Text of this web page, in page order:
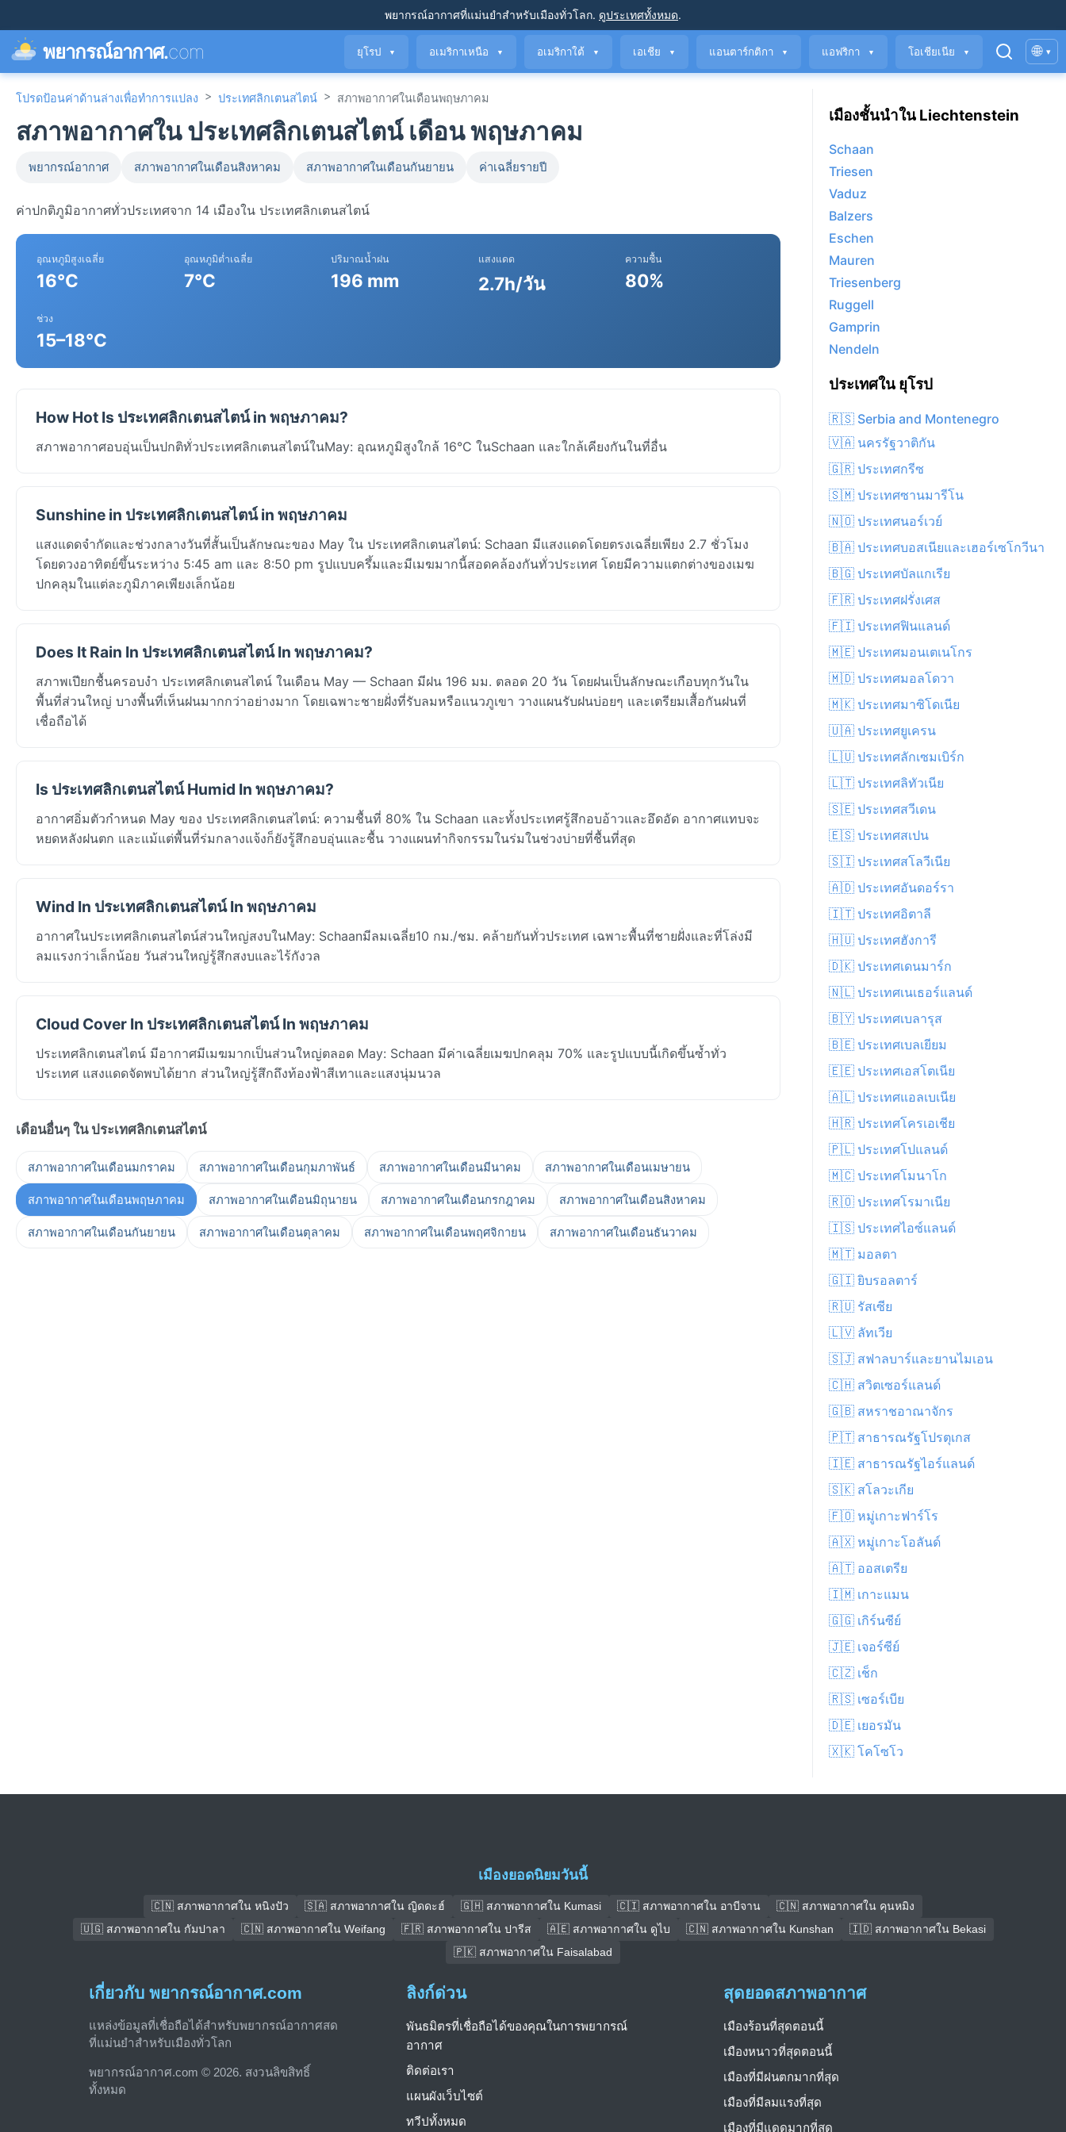
พยากรณ์อากาศที่แม่นยำสำหรับเมืองทั่วโลก. ดูประเทศทั้งหมด.
พยากรณ์อากาศ.com ยุโรป ▼ อเมริกาเหนือ ▼ อเมริกาใต้ ▼ เอเชีย ▼ แอนตาร์กติกา ▼ แอฟริกา ▼ โอเชียเนีย ▼ 🌐 ▾
โปรดป้อนค่าด้านล่างเพื่อทำการแปลง > ประเทศลิกเตนสไตน์ > สภาพอากาศในเดือนพฤษภาคม
สภาพอากาศใน ประเทศลิกเตนสไตน์ เดือน พฤษภาคม
พยากรณ์อากาศ สภาพอากาศในเดือนสิงหาคม สภาพอากาศในเดือนกันยายน ค่าเฉลี่ยรายปี
ค่าปกติภูมิอากาศทั่วประเทศจาก 14 เมืองใน ประเทศลิกเตนสไตน์
อุณหภูมิสูงเฉลี่ย
16°C
อุณหภูมิต่ำเฉลี่ย
7°C
ปริมาณน้ำฝน
196 mm
แสงแดด
2.7h/วัน
ความชื้น
80%
ช่วง
15–18°C
How Hot Is ประเทศลิกเตนสไตน์ in พฤษภาคม?
สภาพอากาศอบอุ่นเป็นปกติทั่วประเทศลิกเตนสไตน์ในMay: อุณหภูมิสูงใกล้ 16°C ในSchaan และใกล้เคียงกันในที่อื่น
Sunshine in ประเทศลิกเตนสไตน์ in พฤษภาคม
แสงแดดจำกัดและช่วงกลางวันที่สั้นเป็นลักษณะของ May ใน ประเทศลิกเตนสไตน์: Schaan มีแสงแดดโดยตรงเฉลี่ยเพียง 2.7 ชั่วโมง
โดยดวงอาทิตย์ขึ้นระหว่าง 5:45 am และ 8:50 pm รูปแบบครึ้มและมีเมฆมากนี้สอดคล้องกันทั่วประเทศ โดยมีความแตกต่างของเมฆ
ปกคลุมในแต่ละภูมิภาคเพียงเล็กน้อย
Does It Rain In ประเทศลิกเตนสไตน์ In พฤษภาคม?
สภาพเปียกชื้นครอบงำ ประเทศลิกเตนสไตน์ ในเดือน May — Schaan มีฝน 196 มม. ตลอด 20 วัน โดยฝนเป็นลักษณะเกือบทุกวันใน
พื้นที่ส่วนใหญ่ บางพื้นที่เห็นฝนมากกว่าอย่างมาก โดยเฉพาะชายฝั่งที่รับลมหรือแนวภูเขา วางแผนรับฝนบ่อยๆ และเตรียมเสื้อกันฝนที่
เชื่อถือได้
Is ประเทศลิกเตนสไตน์ Humid In พฤษภาคม?
อากาศอิ่มตัวกำหนด May ของ ประเทศลิกเตนสไตน์: ความชื้นที่ 80% ใน Schaan และทั้งประเทศรู้สึกอบอ้าวและอึดอัด อากาศแทบจะ
หยดหลังฝนตก และแม้แต่พื้นที่ร่มกลางแจ้งก็ยังรู้สึกอบอุ่นและชื้น วางแผนทำกิจกรรมในร่มในช่วงบ่ายที่ชื้นที่สุด
Wind In ประเทศลิกเตนสไตน์ In พฤษภาคม
อากาศในประเทศลิกเตนสไตน์ส่วนใหญ่สงบในMay: Schaanมีลมเฉลี่ย10 กม./ชม. คล้ายกันทั่วประเทศ เฉพาะพื้นที่ชายฝั่งและที่โล่งมี
ลมแรงกว่าเล็กน้อย วันส่วนใหญ่รู้สึกสงบและไร้กังวล
Cloud Cover In ประเทศลิกเตนสไตน์ In พฤษภาคม
ประเทศลิกเตนสไตน์ มีอากาศมีเมฆมากเป็นส่วนใหญ่ตลอด May: Schaan มีค่าเฉลี่ยเมฆปกคลุม 70% และรูปแบบนี้เกิดขึ้นซ้ำทั่ว
ประเทศ แสงแดดจัดพบได้ยาก ส่วนใหญ่รู้สึกถึงท้องฟ้าสีเทาและแสงนุ่มนวล
เดือนอื่นๆ ใน ประเทศลิกเตนสไตน์
สภาพอากาศในเดือนมกราคม สภาพอากาศในเดือนกุมภาพันธ์ สภาพอากาศในเดือนมีนาคม สภาพอากาศในเดือนเมษายน
สภาพอากาศในเดือนพฤษภาคม สภาพอากาศในเดือนมิถุนายน สภาพอากาศในเดือนกรกฎาคม สภาพอากาศในเดือนสิงหาคม
สภาพอากาศในเดือนกันยายน สภาพอากาศในเดือนตุลาคม สภาพอากาศในเดือนพฤศจิกายน สภาพอากาศในเดือนธันวาคม
เมืองชั้นนำใน Liechtenstein
Schaan
Triesen
Vaduz
Balzers
Eschen
Mauren
Triesenberg
Ruggell
Gamprin
Nendeln
ประเทศใน ยุโรป
🇷🇸 Serbia and Montenegro
🇻🇦 นครรัฐวาติกัน
🇬🇷 ประเทศกรีซ
🇸🇲 ประเทศซานมารีโน
🇳🇴 ประเทศนอร์เวย์
🇧🇦 ประเทศบอสเนียและเฮอร์เซโกวีนา
🇧🇬 ประเทศบัลแกเรีย
🇫🇷 ประเทศฝรั่งเศส
🇫🇮 ประเทศฟินแลนด์
🇲🇪 ประเทศมอนเตเนโกร
🇲🇩 ประเทศมอลโดวา
🇲🇰 ประเทศมาซิโดเนีย
🇺🇦 ประเทศยูเครน
🇱🇺 ประเทศลักเซมเบิร์ก
🇱🇹 ประเทศลิทัวเนีย
🇸🇪 ประเทศสวีเดน
🇪🇸 ประเทศสเปน
🇸🇮 ประเทศสโลวีเนีย
🇦🇩 ประเทศอันดอร์รา
🇮🇹 ประเทศอิตาลี
🇭🇺 ประเทศฮังการี
🇩🇰 ประเทศเดนมาร์ก
🇳🇱 ประเทศเนเธอร์แลนด์
🇧🇾 ประเทศเบลารุส
🇧🇪 ประเทศเบลเยียม
🇪🇪 ประเทศเอสโตเนีย
🇦🇱 ประเทศแอลเบเนีย
🇭🇷 ประเทศโครเอเชีย
🇵🇱 ประเทศโปแลนด์
🇲🇨 ประเทศโมนาโก
🇷🇴 ประเทศโรมาเนีย
🇮🇸 ประเทศไอซ์แลนด์
🇲🇹 มอลตา
🇬🇮 ยิบรอลตาร์
🇷🇺 รัสเซีย
🇱🇻 ลัทเวีย
🇸🇯 สฟาลบาร์และยานไมเอน
🇨🇭 สวิตเซอร์แลนด์
🇬🇧 สหราชอาณาจักร
🇵🇹 สาธารณรัฐโปรตุเกส
🇮🇪 สาธารณรัฐไอร์แลนด์
🇸🇰 สโลวะเกีย
🇫🇴 หมู่เกาะฟาร์โร
🇦🇽 หมู่เกาะโอลันด์
🇦🇹 ออสเตรีย
🇮🇲 เกาะแมน
🇬🇬 เกิร์นซีย์
🇯🇪 เจอร์ซีย์
🇨🇿 เช็ก
🇷🇸 เซอร์เบีย
🇩🇪 เยอรมัน
🇽🇰 โคโซโว
เมืองยอดนิยมวันนี้
🇨🇳 สภาพอากาศใน หนิงปัว 🇸🇦 สภาพอากาศใน ญิดดะฮ์ 🇬🇭 สภาพอากาศใน Kumasi 🇨🇮 สภาพอากาศใน อาบีจาน
🇨🇳 สภาพอากาศใน คุนหมิง
🇺🇬 สภาพอากาศใน กัมปาลา
🇨🇳 สภาพอากาศใน Weifang 🇫🇷 สภาพอากาศใน ปารีส 🇦🇪 สภาพอากาศใน ดูไบ 🇨🇳 สภาพอากาศใน Kunshan
🇮🇩 สภาพอากาศใน Bekasi
🇵🇰 สภาพอากาศใน Faisalabad
เกี่ยวกับ พยากรณ์อากาศ.com
แหล่งข้อมูลที่เชื่อถือได้สำหรับพยากรณ์อากาศสด
ที่แม่นยำสำหรับเมืองทั่วโลก
พยากรณ์อากาศ.com © 2026. สงวนลิขสิทธิ์
ทั้งหมด
ลิงก์ด่วน
พันธมิตรที่เชื่อถือได้ของคุณในการพยากรณ์
อากาศ
ติดต่อเรา
แผนผังเว็บไซต์
ทวีปทั้งหมด
สุดยอดสภาพอากาศ
เมืองร้อนที่สุดตอนนี้
เมืองหนาวที่สุดตอนนี้
เมืองที่มีฝนตกมากที่สุด
เมืองที่มีลมแรงที่สุด
เมืองที่มีแดดมากที่สุด